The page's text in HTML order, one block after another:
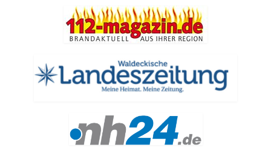
Stützpunkt
Einsatzleitwagen ELW 1
Drehleiter DLK 23/12